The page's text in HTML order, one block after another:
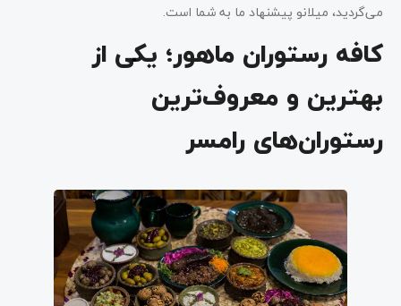
می‌گردید، میلانو پیشنهاد ما به شما است.
کافه رستوران ماهور؛ یکی از
بهترین و معروف‌ترین
رستوران‌های رامسر